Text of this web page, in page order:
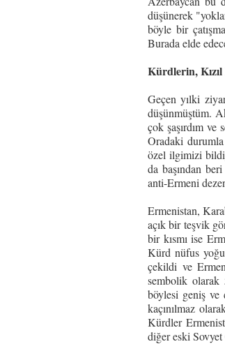
düşünerek
böyle bir
Burada elde
Kürdlerin,
Geçen yılki
düşünmüştüm.
çok şaşırdım
Oradaki
özel ilgimizi
da başından
anti-Ermeni
Ermenistan,
açık bir teşvik
bir kısmı ise
Kürd nüfus
çekildi ve
sembolik olarak
böylesi geniş ve
kaçınılmaz
Kürdler
diğer eski